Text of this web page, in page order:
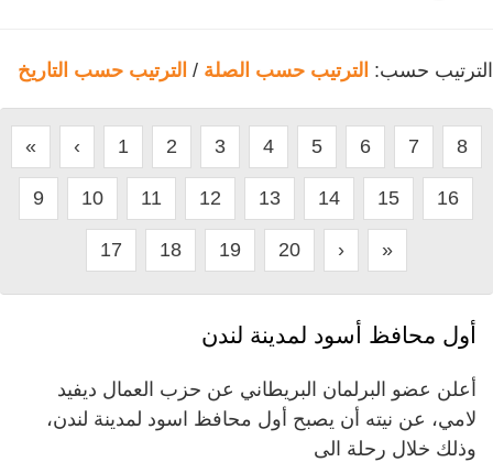
الترتيب حسب: الترتيب حسب الصلة / الترتيب حسب التاريخ
« ‹ 1 2 3 4 5 6 7 8
9 10 11 12 13 14 15 16
17 18 19 20 › »
أول محافظ أسود لمدينة لندن
أعلن عضو البرلمان البريطاني عن حزب العمال ديفيد
لامي، عن نيته أن يصبح أول محافظ اسود لمدينة لندن،
وذلك خلال رحلة الى